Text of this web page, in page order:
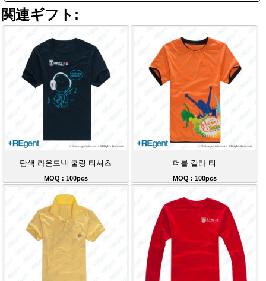
関連ギフト:
단색 라운드넥 쿨링 티셔츠
MOQ : 100pcs
더블 칼라 티
MOQ : 100pcs